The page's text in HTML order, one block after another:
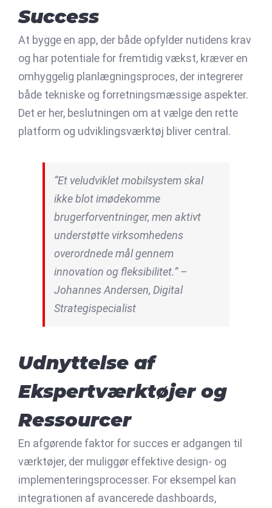
Success
At bygge en app, der både opfylder nutidens krav
og har potentiale for fremtidig vækst, kræver en
omhyggelig planlægningsproces, der integrerer
både tekniske og forretningsmæssige aspekter.
Det er her, beslutningen om at vælge den rette
platform og udviklingsværktøj bliver central.
“Et veludviklet mobilsystem skal
ikke blot imødekomme
brugerforventninger, men aktivt
understøtte virksomhedens
overordnede mål gennem
innovation og fleksibilitet.” –
Johannes Andersen, Digital
Strategispecialist
Udnyttelse af
Ekspertværktøjer og
Ressourcer
En afgørende faktor for succes er adgangen til
værktøjer, der muliggør effektive design- og
implementeringsprocesser. For eksempel kan
integrationen af avancerede dashboards,